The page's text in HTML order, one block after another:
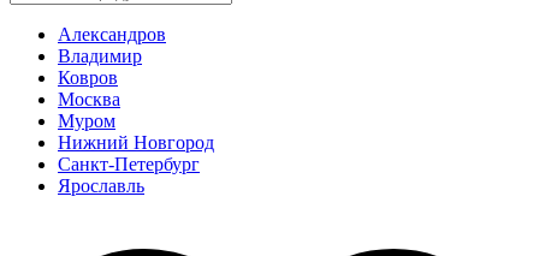
Александров
Владимир
Ковров
Москва
Муром
Нижний Новгород
Санкт-Петербург
Ярославль